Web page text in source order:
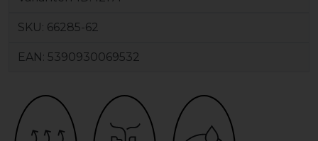
SKU: 66285-62
EAN: 5390930069532